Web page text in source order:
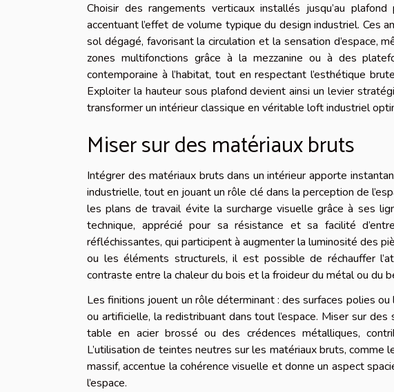
Choisir des rangements verticaux installés jusqu’au
accentuant l’effet de volume typique du design industriel. Ces
sol dégagé, favorisant la circulation et la sensation d’espace,
zones multifonctions grâce à la mezzanine ou à des
contemporaine à l’habitat, tout en respectant l’esthétique
Exploiter la hauteur sous plafond devient ainsi un levier
transformer un intérieur classique en véritable loft industriel
Miser sur des matériaux bruts
Intégrer des matériaux bruts dans un intérieur apporte
industrielle, tout en jouant un rôle clé dans la perception de
les plans de travail évite la surcharge visuelle grâce à ses
technique, apprécié pour sa résistance et sa facilité
réfléchissantes, qui participent à augmenter la luminosité des
ou les éléments structurels, il est possible de réchauffer
contraste entre la chaleur du bois et la froideur du métal ou du
Les finitions jouent un rôle déterminant : des surfaces polies
ou artificielle, la redistribuant dans tout l’espace. Miser sur
table en acier brossé ou des crédences métalliques,
L’utilisation de teintes neutres sur les matériaux bruts, comme
massif, accentue la cohérence visuelle et donne un aspect
l’espace.